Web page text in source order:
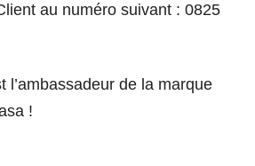
au numéro suivant : 0825
l’ambassadeur de la marque
!